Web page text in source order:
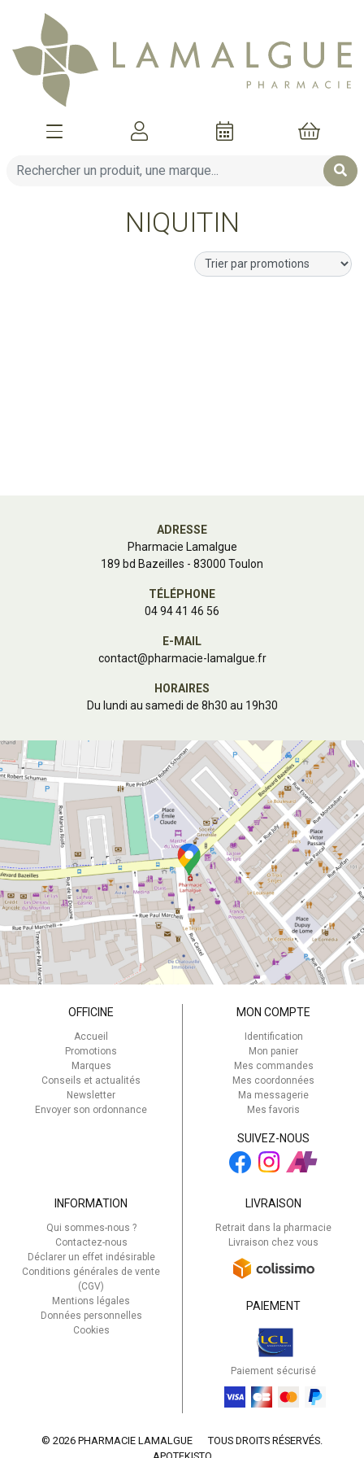
Afficher la navigation
Mon
NIQUITIN
ADRESSE
Pharmacie Lamalgue
189 bd Bazeilles - 83000 Toulon
TÉLÉPHONE
04 94 41 46 56
E-MAIL
contact@pharmacie-lamalgue.fr
HORAIRES
Du lundi au samedi de 8h30 au 19h30
OFFICINE
Accueil
Promotions
Marques
Conseils et actualités
Newsletter
Envoyer son ordonnance
MON COMPTE
Identification
Mon panier
Mes commandes
Mes coordonnées
Ma messagerie
Mes favoris
SUIVEZ-NOUS
INFORMATION
Qui sommes-nous ?
Contactez-nous
Déclarer un effet indésirable
Conditions générales de vente
(CGV)
Mentions légales
Données personnelles
Cookies
LIVRAISON
Retrait dans la pharmacie
Livraison chez vous
PAIEMENT
Paiement sécurisé
© 2026 PHARMACIE LAMALGUE
TOUS DROITS RÉSERVÉS.